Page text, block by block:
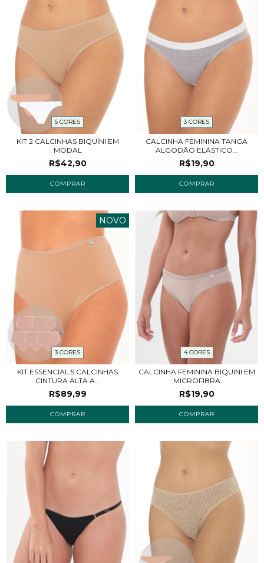
5 CORES
KIT 2 CALCINHAS BIQUÍNI EM
MODAL
R$42,90
COMPRAR
3 CORES
CALCINHA FEMININA TANGA
ALGODÃO ELÁSTICO...
R$19,90
COMPRAR
NOVO
3 CORES
KIT ESSENCIAL 5 CALCINHAS
CINTURA ALTA A...
R$89,99
COMPRAR
4 CORES
CALCINHA FEMININA BIQUINI EM
MICROFIBRA
R$19,90
COMPRAR